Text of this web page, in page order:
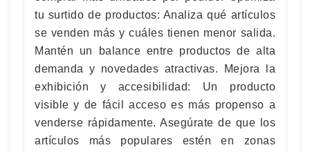
tu surtido de productos: Analiza qué artículos
se venden más y cuáles tienen menor salida.
Mantén un balance entre productos de alta
demanda y novedades atractivas. Mejora la
exhibición y accesibilidad: Un producto
visible y de fácil acceso es más propenso a
venderse rápidamente. Asegúrate de que los
artículos más populares estén en zonas